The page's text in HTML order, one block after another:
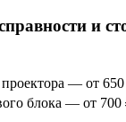
и
— от
блока — от 700